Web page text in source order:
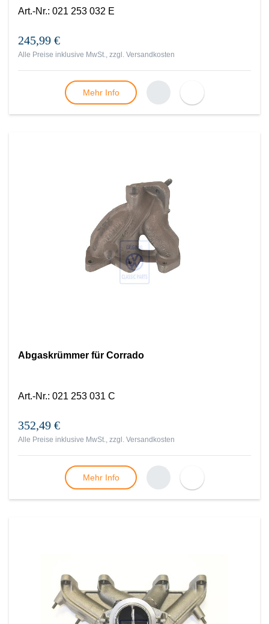
Art.-Nr.: 021 253 032 E
245,99 €
Alle Preise inklusive MwSt., zzgl. Versandkosten
Mehr Info
Abgaskrümmer für Corrado
Art.-Nr.: 021 253 031 C
352,49 €
Alle Preise inklusive MwSt., zzgl. Versandkosten
Mehr Info